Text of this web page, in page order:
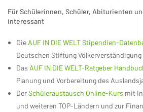
Für Schülerinnen, Schüler, Abiturienten
interessant
Die AUF IN DIE WELT Stipendien-
Deutschen Stiftung Völkerverständigung
Das AUF IN DIE WELT-Ratgeber
Planung und Vorbereitung des
DerSchüleraustausch Online-Kurs mit
und weiteren TOP-Ländern und zur